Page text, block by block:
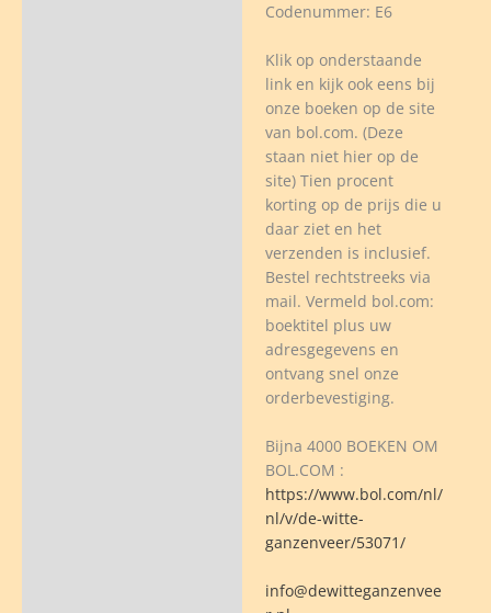
Codenummer: E6
Klik op onderstaande
link en kijk ook eens bij
onze boeken op de site
van bol.com. (Deze
staan niet hier op de
site) Tien procent
korting op de prijs die u
daar ziet en het
verzenden is inclusief.
Bestel rechtstreeks via
mail. Vermeld bol.com:
boektitel plus uw
adresgegevens en
ontvang snel onze
orderbevestiging.
Bijna 4000 BOEKEN OM
BOL.COM :
https://www.bol.com/nl/
nl/v/de-witte-
ganzenveer/53071/
info@dewitteganzenvee